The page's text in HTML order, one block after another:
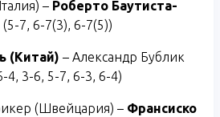
– Роберто Баутиста-
(5-7, 6-7(3), 6-7(5))
(Китай) – Александр Бублик
4, 3-6, 5-7, 6-3, 6-4)
(Швейцария) – Франсиско